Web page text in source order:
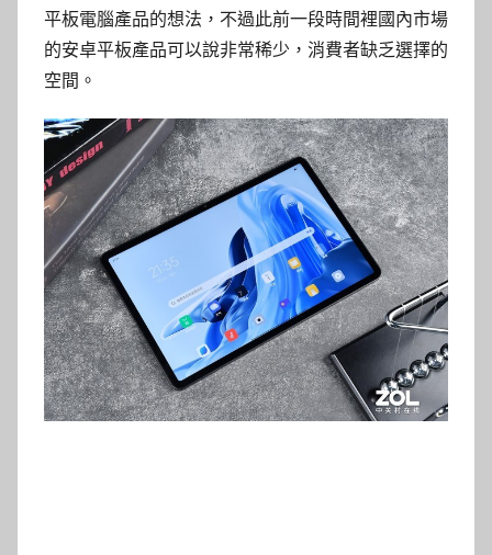
平板電腦產品的想法，不過此前一段時間裡國內市場
的安卓平板產品可以說非常稀少，消費者缺乏選擇的
空間。